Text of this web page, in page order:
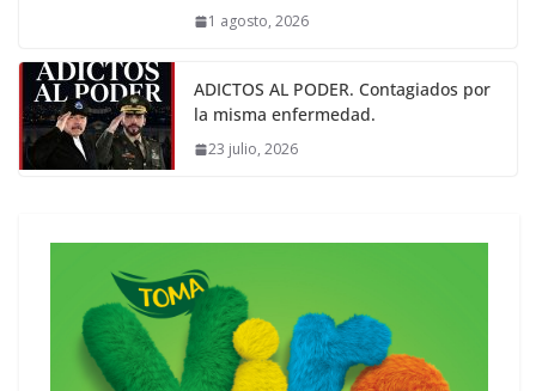
1 agosto, 2026
ADICTOS AL PODER. Contagiados por
la misma enfermedad.
23 julio, 2026